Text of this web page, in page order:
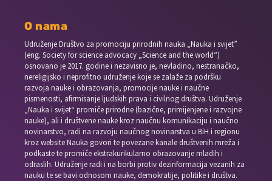
O nama
Udruženje Društvo za promociju prirodnih nauka „Nauka i svijet”
(eng. Society for science advocacy „Science and the world“)
osnovano je 2017. godine i nezavisno je, nevladino, nestranačko,
nereligijsko i neprofitno udruženje koje se zalaže za podršku
razvoja nauke i obrazovanja, promocije nauke i naučne
pismenosti, afirmisanje ljudskih prava i civilnog društva. Udruženje
„Nauka i svijet“ promiče prirodne (bazične, primijenjene i razvojne
nauke), ali i društvene nauke kroz naučnu komunikaciju i naučno
novinarstvo, radi na razvoju naučnog novinarstva u BiH i regionu
kroz website Nauka govori te povezane kanale društvenih mreža i
podkaste te promiče ekstrakurikularno obrazovanje mladih i
odraslih. Udruženje radi i na borbi protiv dezinformacija vezanih za
nauku te se bavi odnosom nauke, demokratije, politike i društva.